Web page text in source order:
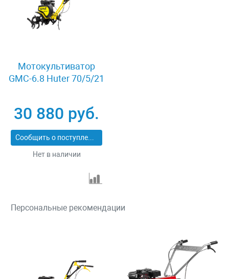
Мотокультиватор
GMC-6.8 Huter 70/5/21
30 880 руб.
Сообщить о поступлении
Нет в наличии
Персональные рекомендации